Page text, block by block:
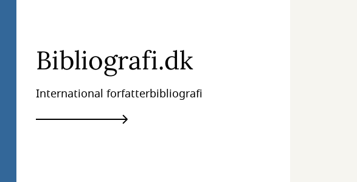
Bibliografi.dk
International forfatterbibliografi